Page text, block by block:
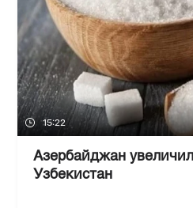
15:22
Азербайджан
Узбекистан